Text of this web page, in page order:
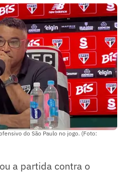
do São Paulo no jogo. (Foto:
a partida contra o